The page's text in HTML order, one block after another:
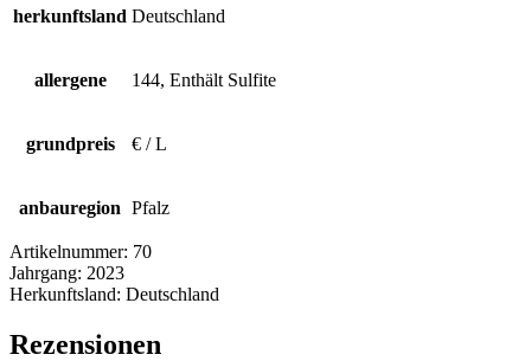
herkunftsland Deutschland
allergene 144, Enthält Sulfite
grundpreis € / L
anbauregion Pfalz
Artikelnummer: 70
Jahrgang: 2023
Herkunftsland: Deutschland
Rezensionen